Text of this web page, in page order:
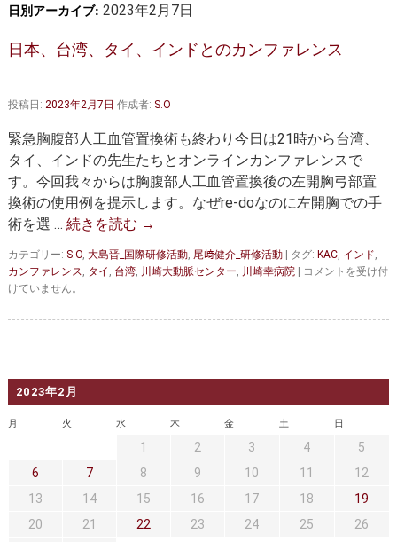
腹部大動脈瘤の治療
大動脈弁・大動脈基部の治療 ステントグラフトによる治療
胸部大動脈瘤 胸腹部大動脈瘤
腹部大動脈瘤 大動脈解離
マルファン症候群
診察をご希望の方へ
遠方から来院される方は？
治療費について
都道府県別紹介病院 良くある質問
正しい病院の選び方 アクセス
日別アーカイブ: 2023年2月7日
日本、台湾、タイ、インドとのカンファレンス
投稿日: 2023年2月7日 作成者: S.O
緊急胸腹部人工血管置換術も終わり今日は21時から台湾、
タイ、インドの先生たちとオンラインカンファレンスで
す。今回我々からは胸腹部人工血管置換後の左開胸弓部置
換術の使用例を提示します。なぜre-doなのに左開胸での手
術を選 … 続きを読む →
カテゴリー: S.O, 大島晋_国際研修活動, 尾﨑健介_研修活動 タグ: KAC, インド,
カンファレンス, タイ , 台湾, 川崎大動脈センター, 川崎幸病院
日
湾、
ン
カ
フ
ァ
ン
コメントを受け付
けていません。
2023年2月
月 火 水 木 金 土 日
1 2 3 4
5
6
7 8 9 10 11
12
13
14 15 16 17 18
19
20
21 22 23 24 25
26